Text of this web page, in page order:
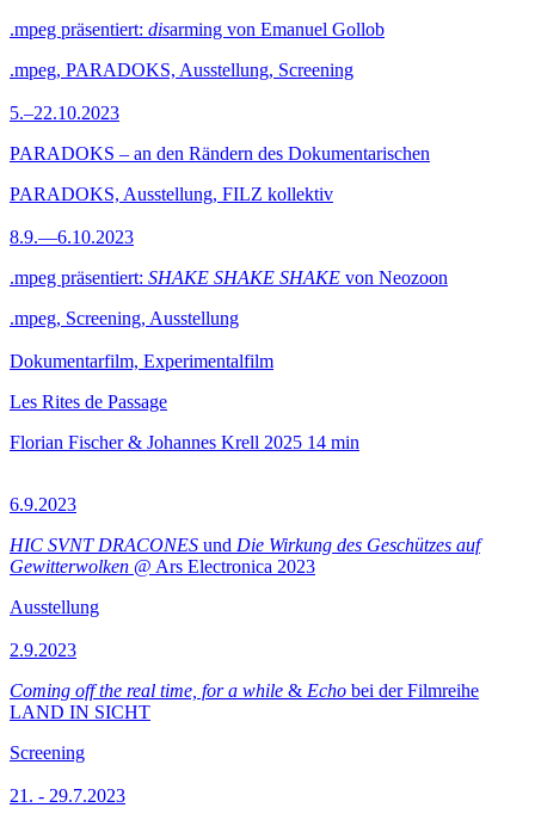
.mpeg präsentiert: disarming von Emanuel Gollob
.mpeg, PARADOKS, Ausstellung, Screening
5.–22.10.2023
PARADOKS – an den Rändern des Dokumentarischen
PARADOKS, Ausstellung, FILZ kollektiv
8.9.—6.10.2023
.mpeg präsentiert: SHAKE SHAKE SHAKE von Neozoon
.mpeg, Screening, Ausstellung
Dokumentarfilm, Experimentalfilm
Les Rites de Passage
Florian Fischer & Johannes Krell 2025 14 min
6.9.2023
HIC SVNT DRACONES und Die Wirkung des Geschützes auf
Gewitterwolken @ Ars Electronica 2023
Ausstellung
2.9.2023
Coming off the real time, for a while & Echo bei der Filmreihe
LAND IN SICHT
Screening
21. - 29.7.2023